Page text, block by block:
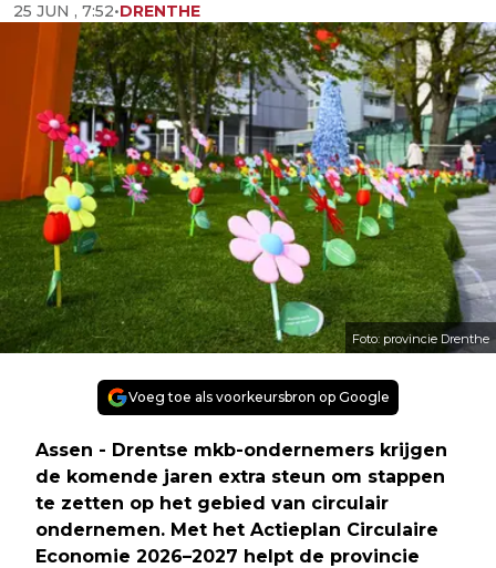
25 JUN , 7:52•DRENTHE
Foto: provincie Drenthe
Voeg toe als voorkeursbron op Google
Assen - Drentse mkb-ondernemers krijgen
de komende jaren extra steun om stappen
te zetten op het gebied van circulair
ondernemen. Met het Actieplan Circulaire
Economie 2026–2027 helpt de provincie